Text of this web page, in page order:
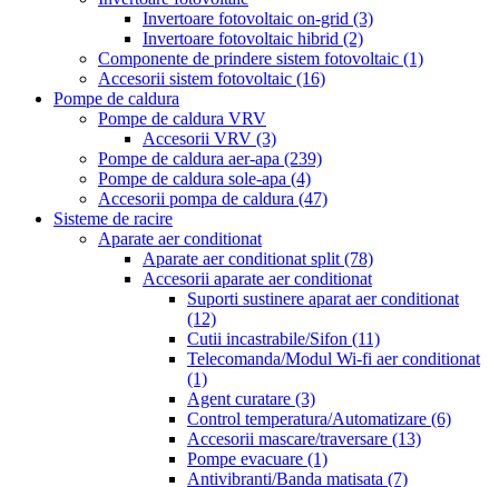
Invertoare fotovoltaic on-grid (3)
Invertoare fotovoltaic hibrid (2)
Componente de prindere sistem fotovoltaic (1)
Accesorii sistem fotovoltaic (16)
Pompe de caldura
Pompe de caldura VRV
Accesorii VRV (3)
Pompe de caldura aer-apa (239)
Pompe de caldura sole-apa (4)
Accesorii pompa de caldura (47)
Sisteme de racire
Aparate aer conditionat
Aparate aer conditionat split (78)
Accesorii aparate aer conditionat
Suporti sustinere aparat aer conditionat
(12)
Cutii incastrabile/Sifon (11)
Telecomanda/Modul Wi-fi aer conditionat
(1)
Agent curatare (3)
Control temperatura/Automatizare (6)
Accesorii mascare/traversare (13)
Pompe evacuare (1)
Antivibranti/Banda matisata (7)